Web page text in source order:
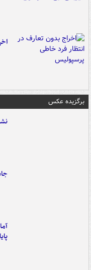
برگزیده عکس